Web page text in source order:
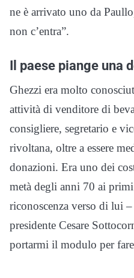
ne è arrivato uno da
non c’entra”.
Il paese piange una
Ghezzi era molto
attività di venditore di
consigliere, segretario e
rivoltana, oltre a essere
donazioni. Era uno dei
metà degli anni 70 ai
riconoscenza verso di lui
presidente Cesare
portarmi il modulo per